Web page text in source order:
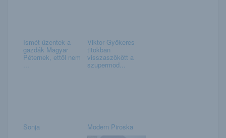
Ismét üzentek a
gazdák Magyar
Péternek, ettől nem
...
Viktor Gyökeres
titokban
visszaszökött a
szupermod...
Sonja Modern Piroska